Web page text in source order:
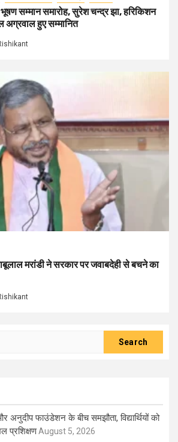
सम्मान समारोह, सुरेश चन्द्र झा, हरिकिशन
अग्रवाल हुए सम्मानित
मरांडी ने सरकार पर जवाबदेही से बचने का
अनुदीप फाउंडेशन के बीच समझौता, विद्यार्थियों को
प्रशिक्षणAugust 5, 2026